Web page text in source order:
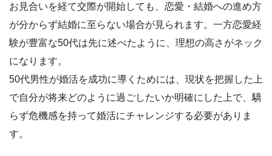
お見合いを経て交際が開始しても、恋愛・結婚への進め方
が分からず結婚に至らない場合が見られます。一方恋愛経
験が豊富な50代は先に述べたように、理想の高さがネック
になります。
50代男性が婚活を成功に導くためには、現状を把握した上
で自分が将来どのように過ごしたいか明確にした上で、驕
らず危機感を持って婚活にチャレンジする必要がありま
す。